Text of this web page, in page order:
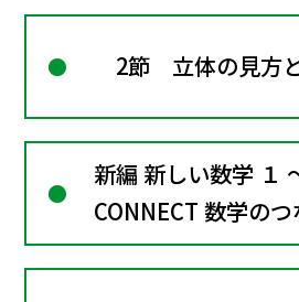
2節 立体の見方
新編 新しい数学 １
CONNECT 数学の